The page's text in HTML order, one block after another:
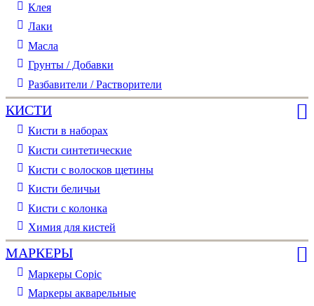
Клея
Лаки
Масла
Грунты / Добавки
Разбавители / Растворители
КИСТИ
Кисти в наборах
Кисти синтетические
Кисти с волосков щетины
Кисти беличьи
Кисти с колонка
Химия для кистей
МАРКЕРЫ
Маркеры Copic
Маркеры акварельные